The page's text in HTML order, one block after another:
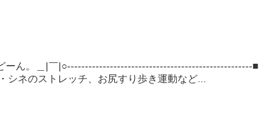
ーん。＿|￣|○----------------------------------------------------■
ネのストレッチ、お尻すり歩き運動など...